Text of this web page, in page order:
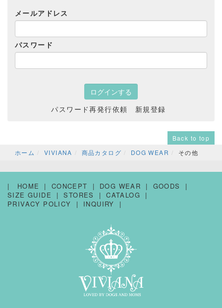
メールアドレス
パスワード
パスワード再発行依頼 新規登録
Back to top
ホーム
VIVIANA 商品カタログ DOG WEAR その他
HOME CONCEPT DOG WEAR
GOODS
SIZE GUIDE
STORES
CATALOG
PRIVACY POLICY
INQUIRY